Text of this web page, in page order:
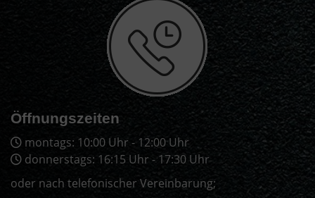
Öffnungszeiten
montags: 10:00 Uhr - 12:00 Uhr
donnerstags: 16:15 Uhr - 17:30 Uhr
oder nach telefonischer Vereinbarung;